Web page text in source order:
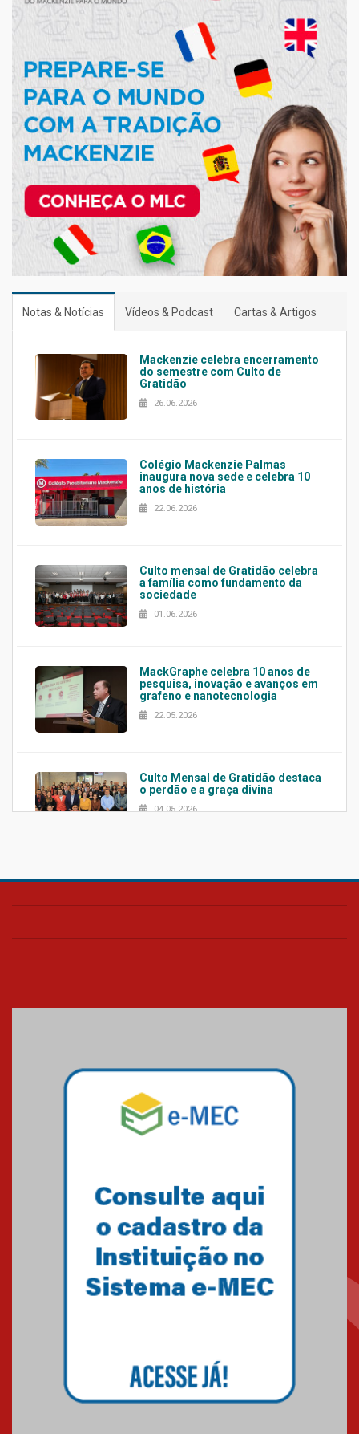
Notas & Notícias Vídeos & Podcast Cartas & Artigos
Mackenzie celebra encerramento
do semestre com Culto de
Gratidão
26.06.2026
Colégio Mackenzie Palmas
inaugura nova sede e celebra 10
anos de história
22.06.2026
Culto mensal de Gratidão celebra
a família como fundamento da
sociedade
01.06.2026
MackGraphe celebra 10 anos de
pesquisa, inovação e avanços em
grafeno e nanotecnologia
22.05.2026
Culto Mensal de Gratidão destaca
o perdão e a graça divina
04.05.2026
Confira como foi o culto mensal
Mackenzie mobiliza campanha
solidária para apoiar famílias em
Minas Gerais
Primeiro culto do ano ressalta o
27.02.2026